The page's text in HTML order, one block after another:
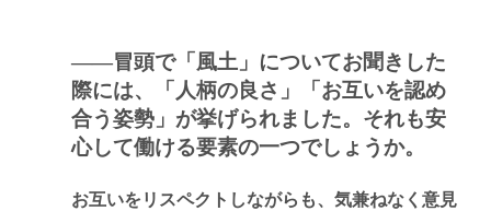
――冒頭で「風土」についてお聞きした
際には、「人柄の良さ」「お互いを認め
合う姿勢」が挙げられました。それも安
心して働ける要素の一つでしょうか。
お互いをリスペクトしながらも、気兼ねなく意見